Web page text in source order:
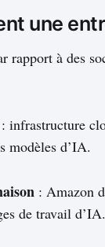
une
rapport à des
: infrastructure
modèles d’IA.
: Amazon
de travail d’IA.